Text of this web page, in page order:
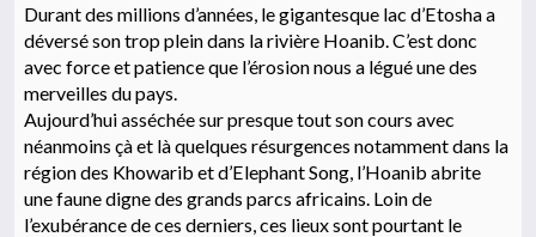
Durant des millions d’années, le gigantesque lac d’Etosha a
déversé son trop plein dans la rivière Hoanib. C’est donc
avec force et patience que l’érosion nous a légué une des
merveilles du pays.
Aujourd’hui asséchée sur presque tout son cours avec
néanmoins çà et là quelques résurgences notamment dans la
région des Khowarib et d’Elephant Song, l’Hoanib abrite
une faune digne des grands parcs africains. Loin de
l’exubérance de ces derniers, ces lieux sont pourtant le